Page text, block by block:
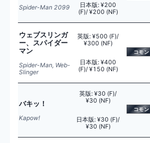
Spider-Man 2099 日本版: ¥200
(F)/ ¥200 (NF)
ウェブスリンガ
ー、スパイダー
マン
Spider-Man, Web-
Slinger
英版: ¥500 (F)/
¥300 (NF)
日本版: ¥400
(F)/ ¥150 (NF)
コモン
バキッ！
Kapow!
英版: ¥30 (F)/
¥30 (NF)
日本版: ¥30 (F)/
¥30 (NF)
コモン